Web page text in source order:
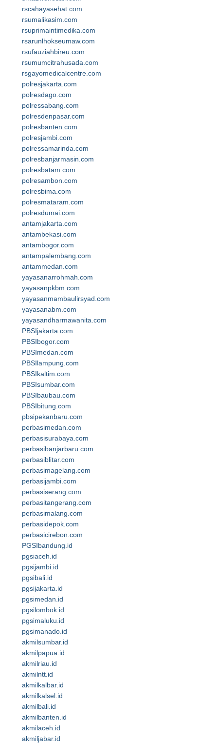
rscahayasehat.com
rsumalikasim.com
rsuprimaintimedika.com
rsarunlhokseumaw.com
rsufauziahbireu.com
rsumumcitrahusada.com
rsgayomedicalcentre.com
polresjakarta.com
polresdago.com
polressabang.com
polresdenpasar.com
polresbanten.com
polresjambi.com
polressamarinda.com
polresbanjarmasin.com
polresbatam.com
polresambon.com
polresbima.com
polresmataram.com
polresdumai.com
antamjakarta.com
antambekasi.com
antambogor.com
antampalembang.com
antammedan.com
yayasanarrohmah.com
yayasanpkbm.com
yayasanmambaulirsyad.com
yayasanabm.com
yayasandharmawanita.com
PBSIjakarta.com
PBSIbogor.com
PBSImedan.com
PBSIlampung.com
PBSIkaltim.com
PBSIsumbar.com
PBSIbaubau.com
PBSIbitung.com
pbsipekanbaru.com
perbasimedan.com
perbasisurabaya.com
perbasibanjarbaru.com
perbasiblitar.com
perbasimagelang.com
perbasijambi.com
perbasiserang.com
perbasitangerang.com
perbasimalang.com
perbasidepok.com
perbasicirebon.com
PGSIbandung.id
pgsiaceh.id
pgsijambi.id
pgsibali.id
pgsijakarta.id
pgsimedan.id
pgsilombok.id
pgsimaluku.id
pgsimanado.id
akmilsumbar.id
akmilpapua.id
akmilriau.id
akmilntt.id
akmilkalbar.id
akmilkalsel.id
akmilbali.id
akmilbanten.id
akmilaceh.id
akmiljabar.id